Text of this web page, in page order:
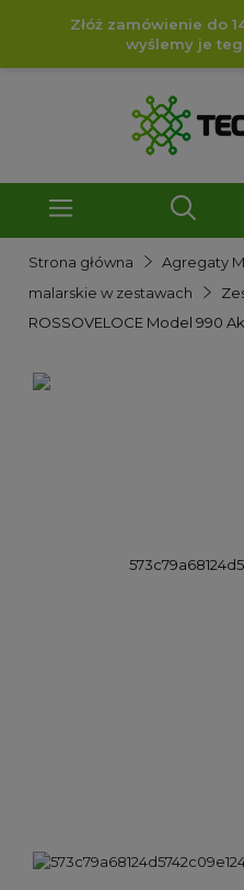
Złóż zamówienie do
wyślemy je
Strona główna Agregaty
malarskie w zestawach
ROSSOVELOCE Model 990